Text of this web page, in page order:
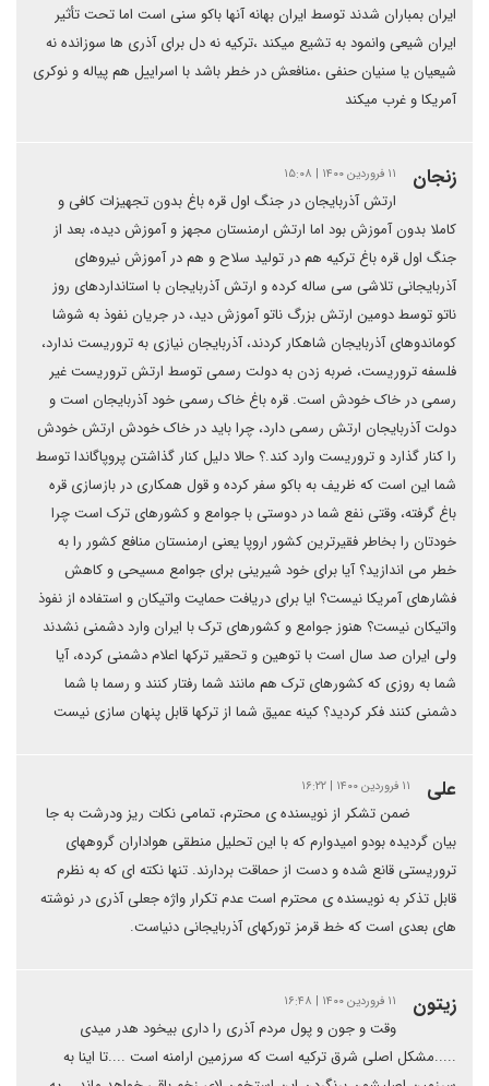
ایران بمباران شدند توسط ایران بهانه آنها باکو سنی است اما تحت تأثیر
ایران شیعی وانمود به تشیع میکند ،ترکیه نه دل برای آذری ها سوزانده نه
شیعیان یا سنیان حنفی ،منافعش در خطر باشد با اسراییل هم پیاله و نوکری
آمریکا و غرب میکند
زنجان ۱۱ فروردین ۱۴۰۰ | ۱۵:۰۸
ارتش آذربایجان در جنگ اول قره باغ بدون تجهیزات کافی و
کاملا بدون آموزش بود اما ارتش ارمنستان مجهز و آموزش دیده، بعد از
جنگ اول قره باغ ترکیه هم در تولید سلاح و هم در آموزش نیروهای
آذربایجانی تلاشی سی ساله کرده و ارتش آذربایجان با استانداردهای روز
ناتو توسط دومین ارتش بزرگ ناتو آموزش دید، در جریان نفوذ به شوشا
کوماندوهای آذربایجان شاهکار کردند، آذربایجان نیازی به تروریست ندارد،
فلسفه تروریست، ضربه زدن به دولت رسمی توسط ارتش تروریست غیر
رسمی در خاک خودش است. قره باغ خاک رسمی خود آذربایجان است و
دولت آذربایجان ارتش رسمی دارد، چرا باید در خاک خودش ارتش خودش
را کنار گذارد و تروریست وارد کند.؟ حالا دلیل کنار گذاشتن پروپاگاندا توسط
شما این است که ظریف به باکو سفر کرده و قول همکاری در بازسازی قره
باغ گرفته، وقتی نفع شما در دوستی با جوامع و کشورهای ترک است چرا
خودتان را بخاطر فقیرترین کشور اروپا یعنی ارمنستان منافع کشور را به
خطر می اندازید؟ آیا برای خود شیرینی برای جوامع مسیحی و کاهش
فشارهای آمریکا نیست؟ ایا برای دریافت حمایت واتیکان و استفاده از نفوذ
واتیکان نیست؟ هنوز جوامع و کشورهای ترک با ایران وارد دشمنی نشدند
ولی ایران صد سال است با توهین و تحقیر ترکها اعلام دشمنی کرده، آیا
شما به روزی که کشورهای ترک هم مانند شما رفتار کنند و رسما با شما
دشمنی کنند فکر کردید؟ کینه عمیق شما از ترکها قابل پنهان سازی نیست
علی ۱۱ فروردین ۱۴۰۰ | ۱۶:۲۲
ضمن تشکر از نویسنده ی محترم، تمامی نکات ریز ودرشت به جا
بیان گردیده بودو امیدوارم که با این تحلیل منطقی هواداران گروههای
تروریستی قانع شده و دست از حماقت بردارند. تنها نکته ای که به نظرم
قابل تذکر به نویسنده ی محترم است عدم تکرار واژه جعلی آذری در نوشته
های بعدی است که خط قرمز تورکهای آذربایجانی دنیاست.
زیتون ۱۱ فروردین ۱۴۰۰ | ۱۶:۴۸
وقت و جون و پول مردم آذری را داری بیخود هدر میدی
.....مشکل اصلی شرق ترکیه است که سرزمین ارامنه است ....تا اینا به